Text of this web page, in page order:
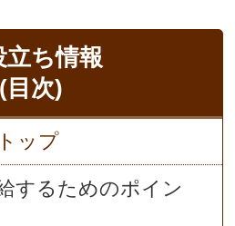
立ち情報
(目次)
ップ
するためのポイン